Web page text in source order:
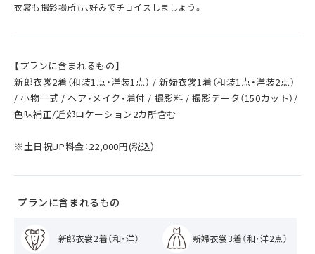
衣裳も撮影場所も、好みでチョイスしましょう。
【プランに含まれるもの】
新郎衣裳2着（和装1点・洋装1点） / 新婦衣裳1着（和装1点・洋装2点）
/ 小物一式 / ヘア・メイク・着付 / 撮影料 / 撮影データ（150カット）/
色味補正/近郊ロケーション2カ所含む
※土日祝UP料金：22,000円(税込）
プランに含まれるもの
新郎衣裳2着（和・洋） 新婦衣裳3着（和・洋2点）